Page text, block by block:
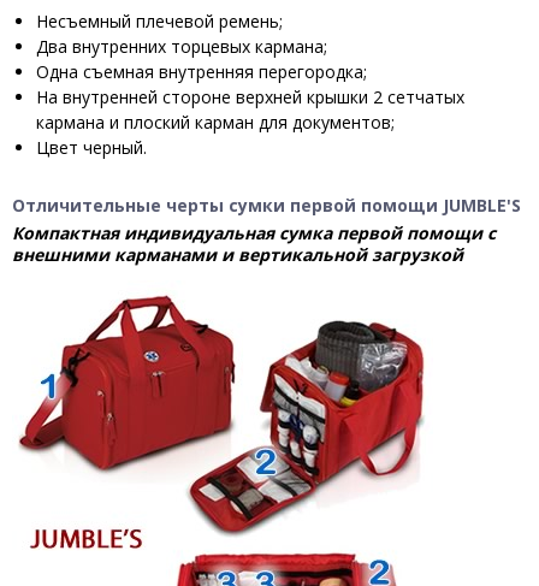
Несъемный плечевой ремень;
Два внутренних торцевых кармана;
Одна съемная внутренняя перегородка;
На внутренней стороне верхней крышки 2 сетчатых
кармана и плоский карман для документов;
Цвет черный.
Отличительные черты сумки первой помощи JUMBLE'S
Компактная индивидуальная сумка первой помощи с
внешними карманами и вертикальной загрузкой